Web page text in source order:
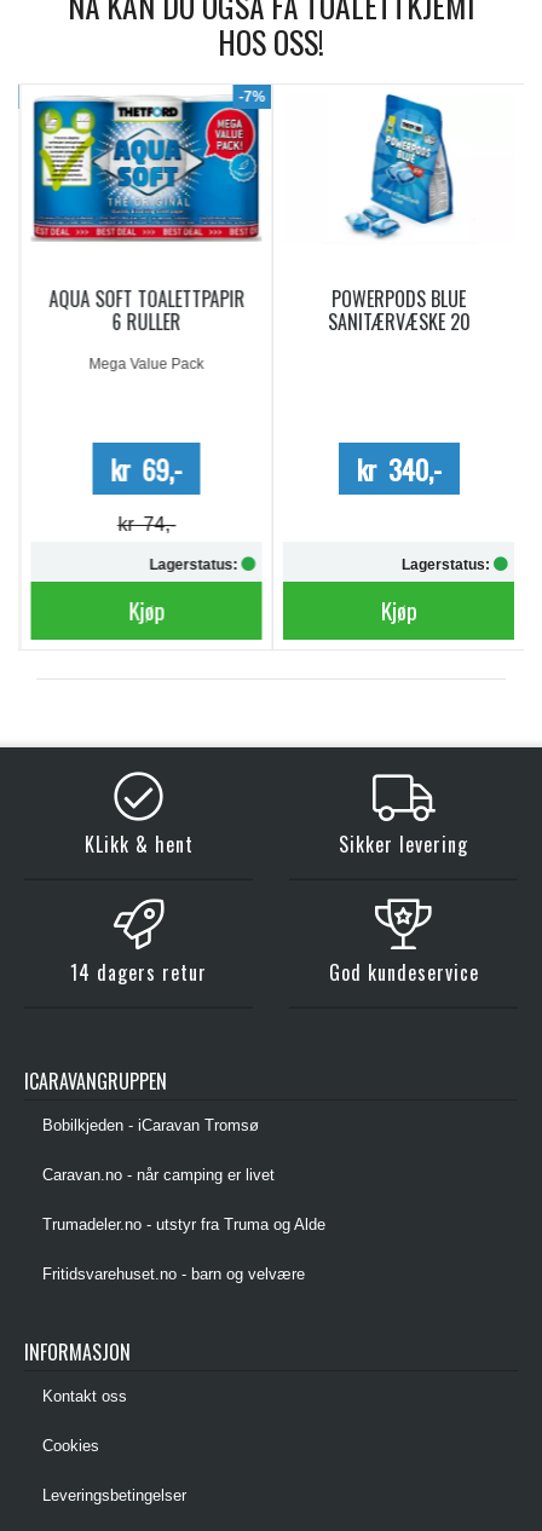
HOS OSS!
-7%
AQUA SOFT TOALETTPAPIR
6 RULLER
Mega Value Pack
kr 69,-
kr 74,-
Lagerstatus:
Kjøp
POWERPODS BLUE
SANITÆRVÆSKE 20
kr 340,-
Lagerstatus:
Kjøp
KLikk & hent Sikker levering
14 dagers retur God kundeservice
ICARAVANGRUPPEN
Bobilkjeden - iCaravan Tromsø
Caravan.no - når camping er livet
Trumadeler.no - utstyr fra Truma og Alde
Fritidsvarehuset.no - barn og velvære
INFORMASJON
Kontakt oss
Cookies
Leveringsbetingelser